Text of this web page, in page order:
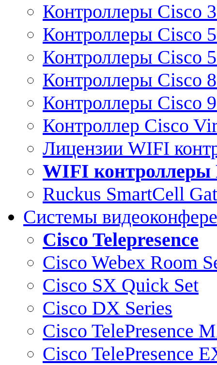
Контроллеры Cisco
Контроллеры Cisco
Контроллеры Cisco
Контроллеры Cisco
Контроллеры Cisco
Контроллер Cisco
Лицензии WIFI
WIFI контроллеры
Ruckus SmartCell
Системы
Cisco Telepresence
Cisco Webex Room
Cisco SX Quick Set
Cisco DX Series
Cisco TelePresence
Cisco TelePresence